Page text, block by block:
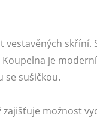
skříní.
je
se sušičkou.
možnost